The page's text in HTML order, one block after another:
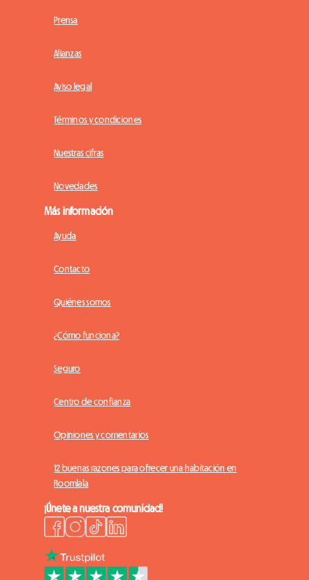
Prensa
Alianzas
Aviso legal
Términos y condiciones
Nuestras cifras
Novedades
Más información
Ayuda
Contacto
Quiénes somos
¿Cómo funciona?
Seguro
Centro de confianza
Opiniones y comentarios
12 buenas razones para ofrecer una habitación en
Roomlala
¡Únete a nuestra comunidad!